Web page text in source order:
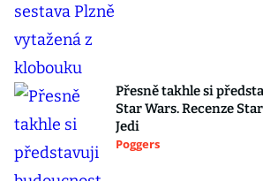
Přesně takhle si
Star Wars. Recenze
Jedi
Poggers